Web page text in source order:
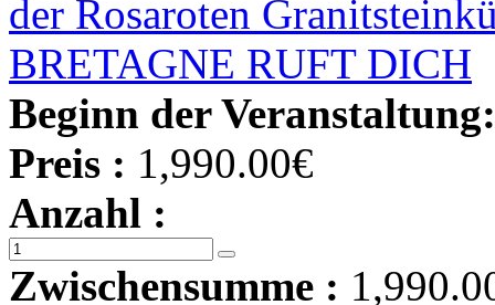
der Rosaroten
BRETAGNE RUFT DICH
Beginn der
Preis : 1,990.00€
Anzahl :
Zwischensumme :